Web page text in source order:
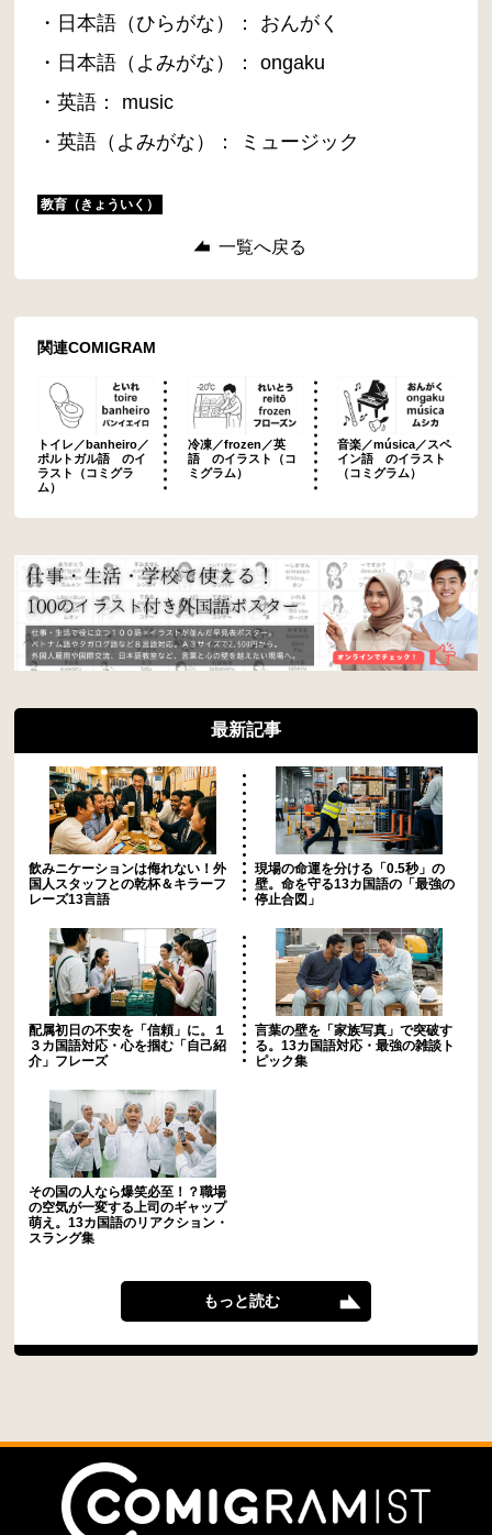
・日本語（ひらがな）： おんがく
・日本語（よみがな）： ongaku
・英語： music
・英語（よみがな）： ミュージック
教育（きょういく）
一覧へ戻る
関連COMIGRAM
トイレ／banheiro／
ポルトガル語 のイ
ラスト（コミグラ
ム）
冷凍／frozen／英
語 のイラスト（コ
ミグラム）
音楽／música／スペ
イン語 のイラスト
（コミグラム）
最新記事
飲みニケーションは侮れない！外
国人スタッフとの乾杯＆キラーフ
レーズ13言語
現場の命運を分ける「0.5秒」の
壁。命を守る13カ国語の「最強の
停止合図」
配属初日の不安を「信頼」に。１
３カ国語対応・心を掴む「自己紹
介」フレーズ
言葉の壁を「家族写真」で突破す
る。13カ国語対応・最強の雑談ト
ピック集
その国の人なら爆笑必至！？職場
の空気が一変する上司のギャップ
萌え。13カ国語のリアクション・
スラング集
もっと読む